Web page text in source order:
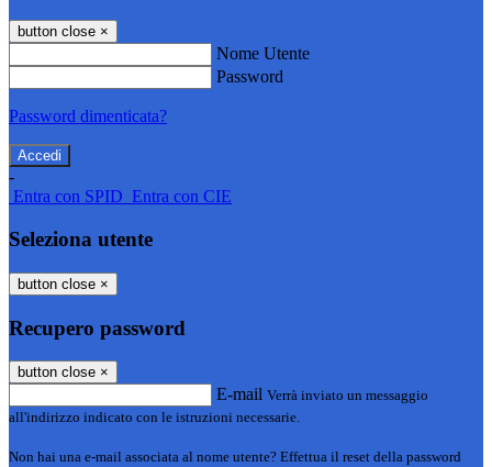
button close ×
Nome Utente
Password
Password dimenticata?
-
Entra con SPID Entra con CIE
Seleziona utente
button close ×
Recupero password
button close ×
E-mail Verrà inviato un messaggio
all'indirizzo indicato con le istruzioni necessarie.
Non hai una e-mail associata al nome utente? Effettua il reset della password